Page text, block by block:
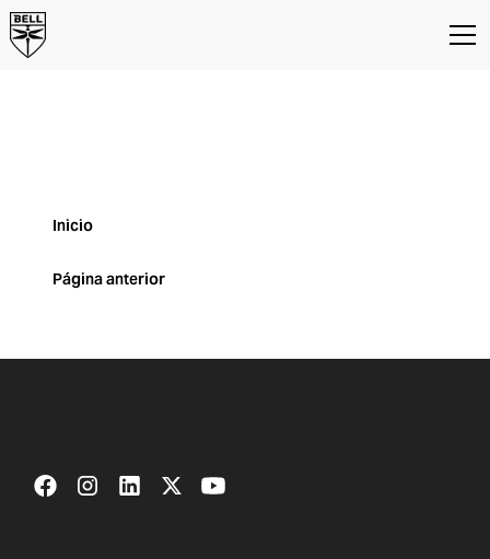
Página no
encontrada
Inicio
Página anterior